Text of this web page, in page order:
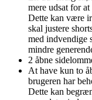
mere udsat for
Dette kan være
skal justere
med indvendige
mindre
2 åbne
At have kun to
brugeren har
Dette kan